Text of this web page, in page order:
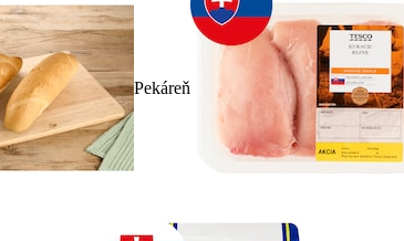
Pekáreň